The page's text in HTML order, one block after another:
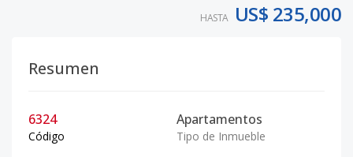
HASTA US$ 235,000
Resumen
6324
Código
Apartamentos
Tipo de Inmueble